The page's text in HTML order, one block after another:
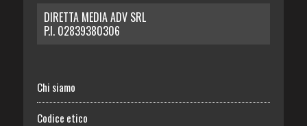
DIRETTA MEDIA ADV SRL
P.I. 02839380306
Chi siamo
Codice etico